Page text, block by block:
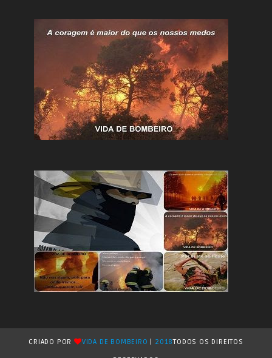
CRIADO POR VIDA DE BOMBEIRO | 2018TODOS OS DIREITOS